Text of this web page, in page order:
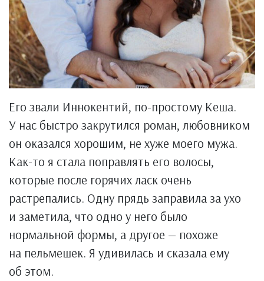
Его звали Иннокентий, по-простому Кеша.
У нас быстро закрутился роман, любовником
он оказался хорошим, не хуже моего мужа.
Как-то я стала поправлять его волосы,
которые после горячих ласк очень
растрепались. Одну прядь заправила за ухо
и заметила, что одно у него было
нормальной формы, а другое — похоже
на пельмешек. Я удивилась и сказала ему
об этом.